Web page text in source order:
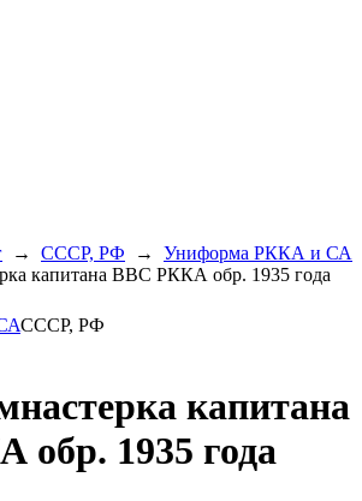
→ СССР, РФ →
Униформа РККА и СА
капитана ВВС РККА обр. 1935 года
СССР, РФ
капитана
1935 года